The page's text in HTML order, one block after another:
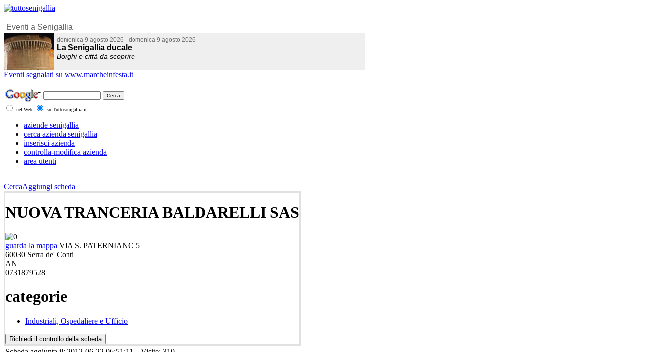
Eventi segnalati su www.marcheinfesta.it
nel Web su Tuttosenigallia.it
aziende senigallia
cerca azienda senigallia
inserisci azienda
controlla-modifica azienda
area utenti
CercaAggiungi scheda
NUOVA TRANCERIA BALDARELLI SAS
guarda la mappa VIA S. PATERNIANO 5
60030 Serra de' Conti
AN
0731879528
categorie
Industriali, Ospedaliere e Ufficio